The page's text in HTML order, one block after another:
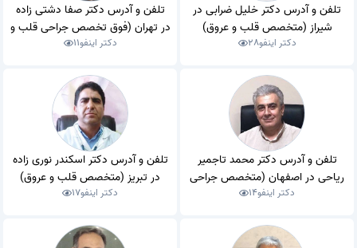
تلفن و آدرس دکتر خلیل ضرابی در
شیراز (متخصص قلب و عروق)
دکتر اینفو28
تلفن و آدرس دکتر صفا دشتی زاده
در تهران (فوق تخصص جراحی قلب و
عروق)
دکتر اینفو11
تلفن و آدرس دکتر محمد تاجمیر
ریاحی در اصفهان (متخصص جراحی
عمومی)
دکتر اینفو14
تلفن و آدرس دکتر اسکندر نوری زاده
در تبریز (متخصص قلب و عروق)
دکتر اینفو17